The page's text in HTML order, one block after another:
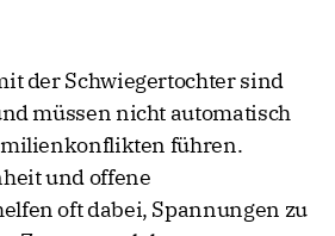
der Schwiegertochter sind
müssen nicht automatisch
führen.
und offene
oft dabei, Spannungen zu